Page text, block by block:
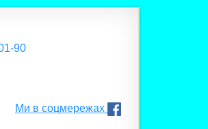
90
Ми в соцмережах